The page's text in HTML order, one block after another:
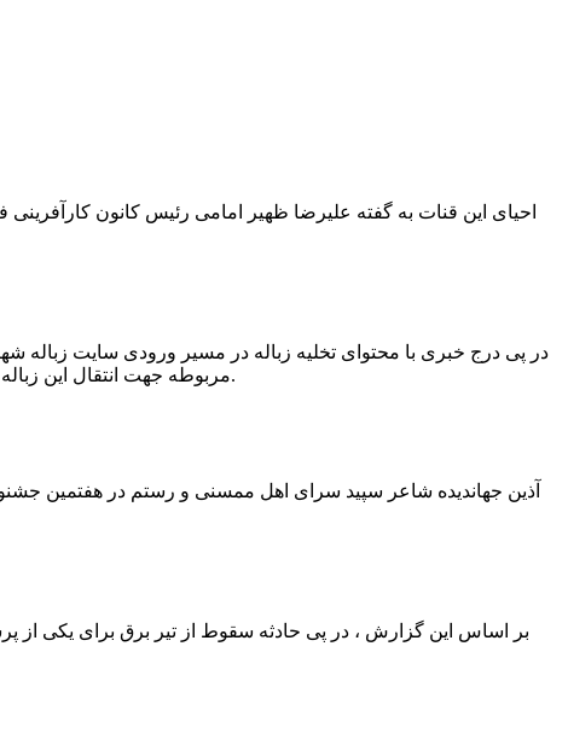
در پی درج خبری با محتوای تخلیه زباله در مسیر ورودی سایت زباله
مربوطه جهت انتقال این زباله ها توسط لودر به سایت و دفن آنها، سید مهدی حسینی دهیار چمگل با ارسال تصاویری خبر از جمع آوری این زباله ها توسط شهرداری داد.
آذین جهاندیده شاعر سپید سرای اهل ممسنی و رستم در هفتمین
بر اساس این گزارش ، در پی حادثه سقوط از تیر برق برای یکی از